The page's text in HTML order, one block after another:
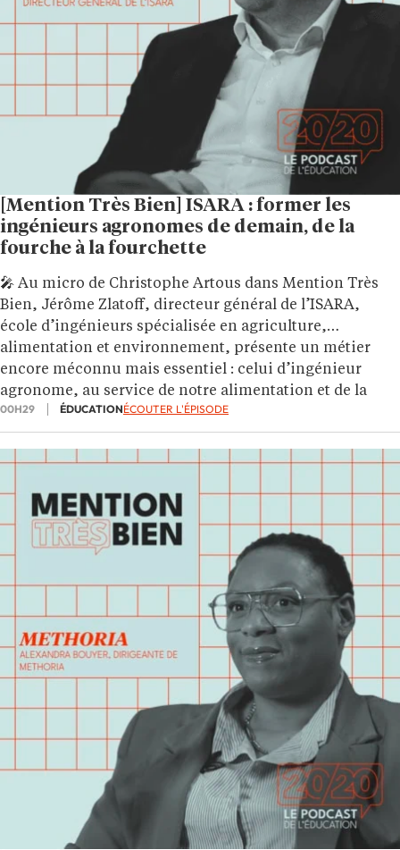
[Mention Très Bien] ISARA : former les
ingénieurs agronomes de demain, de la
fourche à la fourchette
🎤 Au micro de Christophe Artous dans Mention Très
Bien, Jérôme Zlatoff, directeur général de l’ISARA,
école d’ingénieurs spécialisée en agriculture,
alimentation et environnement, présente un métier
encore méconnu mais essentiel : celui d’ingénieur
agronome, au service de notre alimentation et de la
préservation du vivant.
00H29 ÉDUCATIONÉCOUTER L'ÉPISODE